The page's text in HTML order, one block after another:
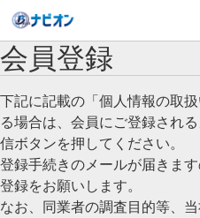
会員登録
下記に記載の「個人情報の取
る場合は、会員にご登録され
信ボタンを押してください。
登録手続きのメールが届きま
登録をお願いします。
なお、同業者の調査目的等、